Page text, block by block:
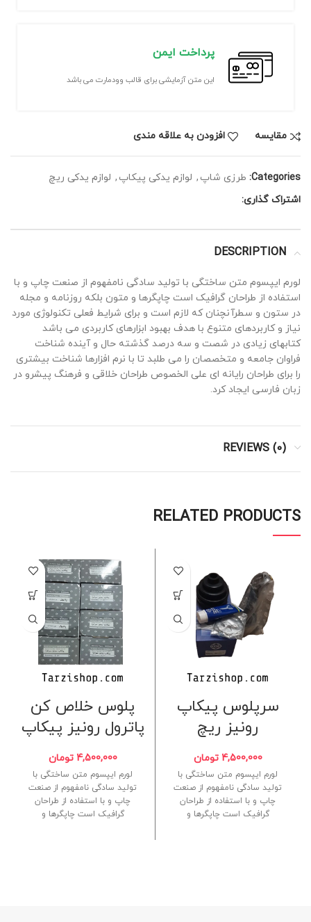
پرداخت ایمن
این متن آزمایشی برای قالب وودمارت می باشد
مقايسه افزودن به علاقه مندی
Categories: طرزی شاپ , لوازم یدکی پیکاپ , لوازم یدکی ریچ
اشتراک گذاری:
DESCRIPTION
لورم ایپسوم متن ساختگی با تولید سادگی نامفهوم از صنعت چاپ و با
استفاده از طراحان گرافیک است چاپگرها و متون بلکه روزنامه و مجله
در ستون و سطرآنچنان که لازم است و برای شرایط فعلی تکنولوژی مورد
نیاز و کاربردهای متنوع با هدف بهبود ابزارهای کاربردی می باشد
کتابهای زیادی در شصت و سه درصد گذشته حال و آینده شناخت
فراوان جامعه و متخصصان را می طلبد تا با نرم افزارها شناخت بیشتری
را برای طراحان رایانه ای علی الخصوص طراحان خلاقی و فرهنگ پیشرو در
زبان فارسی ایجاد کرد.
REVIEWS (0)
RELATED PRODUCTS
سرپلوس پیکاپ
رونیز ریچ
4,500,000 تومان
لورم ایپسوم متن ساختگی با
تولید سادگی نامفهوم از صنعت
چاپ و با استفاده از طراحان
گرافیک است چاپگرها و
پلوس خلاص کن
پاترول رونیز پیکاپ
4,500,000 تومان
لورم ایپسوم متن ساختگی با
تولید سادگی نامفهوم از صنعت
چاپ و با استفاده از طراحان
گرافیک است چاپگرها و